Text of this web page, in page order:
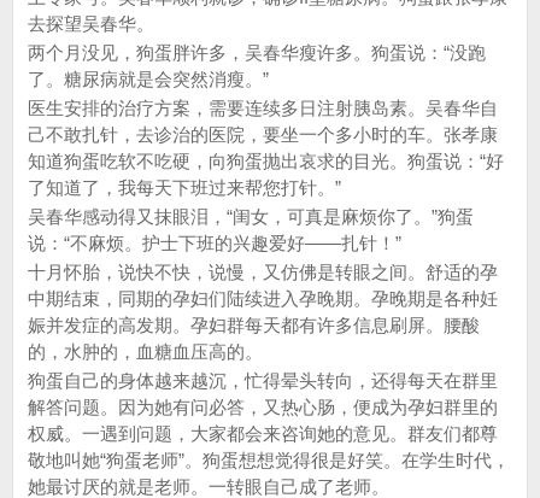
去探望吴春华。
两个月没见，狗蛋胖许多，吴春华瘦许多。狗蛋说：“没跑
了。糖尿病就是会突然消瘦。”
医生安排的治疗方案，需要连续多日注射胰岛素。吴春华自
己不敢扎针，去诊治的医院，要坐一个多小时的车。张孝康
知道狗蛋吃软不吃硬，向狗蛋抛出哀求的目光。狗蛋说：“好
了知道了，我每天下班过来帮您打针。”
吴春华感动得又抹眼泪，“闺女，可真是麻烦你了。”狗蛋
说：“不麻烦。护士下班的兴趣爱好——扎针！”
十月怀胎，说快不快，说慢，又仿佛是转眼之间。舒适的孕
中期结束，同期的孕妇们陆续进入孕晚期。孕晚期是各种妊
娠并发症的高发期。孕妇群每天都有许多信息刷屏。腰酸
的，水肿的，血糖血压高的。
狗蛋自己的身体越来越沉，忙得晕头转向，还得每天在群里
解答问题。因为她有问必答，又热心肠，便成为孕妇群里的
权威。一遇到问题，大家都会来咨询她的意见。群友们都尊
敬地叫她“狗蛋老师”。狗蛋想想觉得很是好笑。在学生时代，
她最讨厌的就是老师。一转眼自己成了老师。